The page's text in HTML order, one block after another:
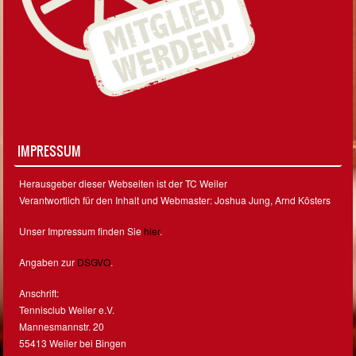
IMPRESSUM
Herausgeber dieser Webseiten ist der TC Weiler
Verantwortlich für den Inhalt und Webmaster: Joshua Jung, Arnd Kösters
Unser Impressum finden Siehier.
Angaben zur DSGVO.
Anschrift:
Tennisclub Weiler e.V.
Mannesmannstr. 20
55413 Weiler bei Bingen